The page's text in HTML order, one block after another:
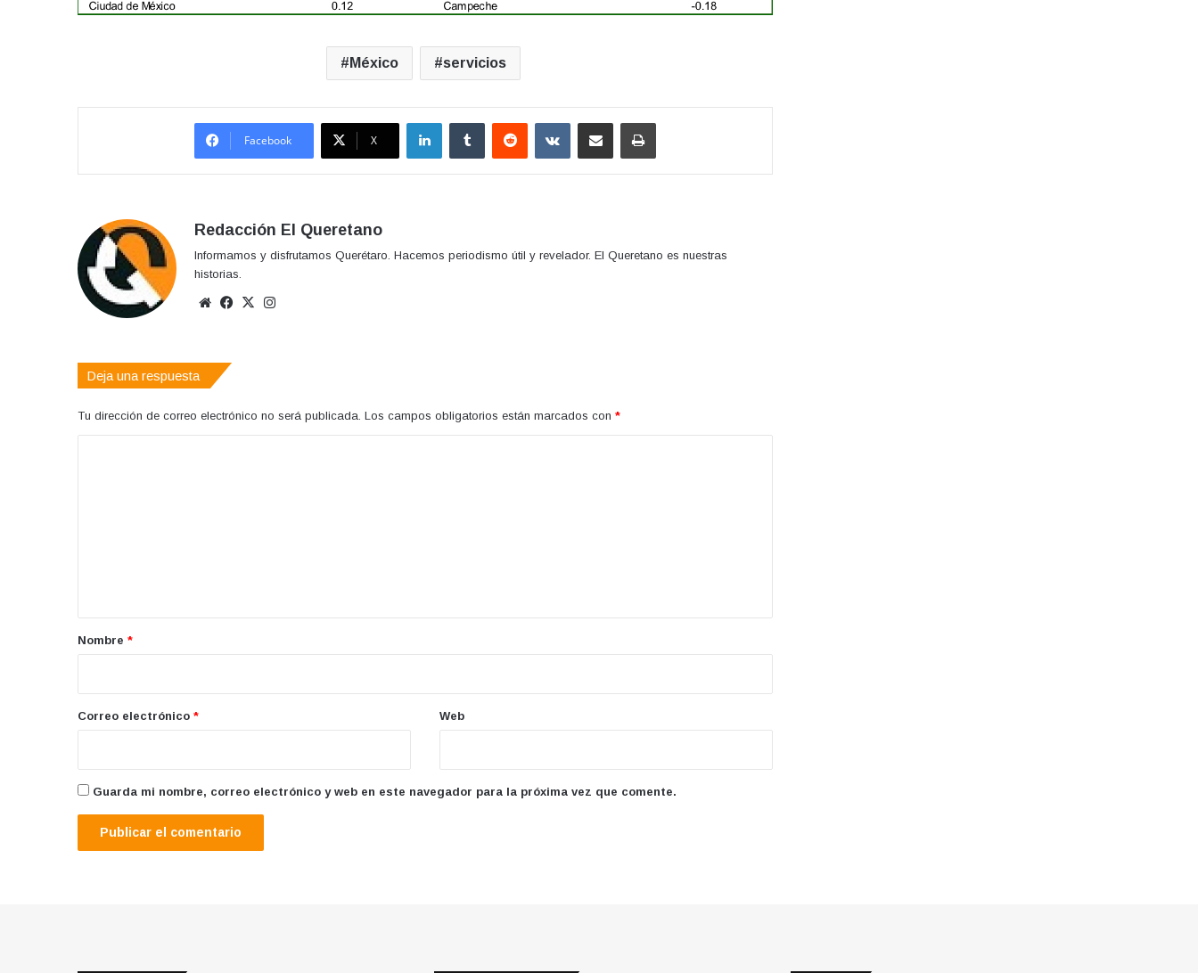
México servicios
Facebook X
LinkedInTumblr Reddit VKontakteCompartir por correo electrónicoImprimir
Redacción El Queretano
Informamos y disfrutamos Querétaro. Hacemos periodismo útil y revelador. El Queretano es nuestras
historias.
Sitio
Facebook
X
Deja una respuesta
Tu dirección de correo electrónico no será publicada. Los campos obligatorios están marcados con *
r
*
Nombre *
Correo electrónico * Web
Guarda mi nombre, correo electrónico y web en este navegador para la próxima vez que comente.